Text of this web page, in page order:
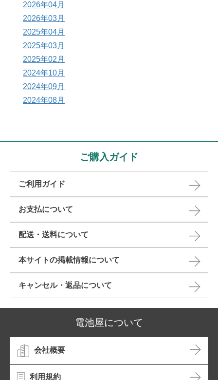
2026年04月
2026年03月
2025年04月
2025年03月
2025年02月
2024年10月
2024年09月
2024年08月
ご購入ガイド
ご利用ガイド
お支払について
配送・送料について
本サイトの掲載情報について​
キャンセル・返品について​
電池屋について
会社概要
利用規約